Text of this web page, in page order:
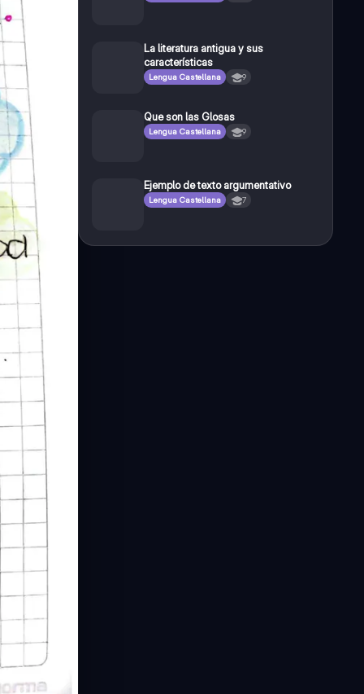
La literatura antigua y sus
características
Lengua Castellana 9
Que son las Glosas
Lengua Castellana 9
Ejemplo de texto argumentativo
Lengua Castellana 7